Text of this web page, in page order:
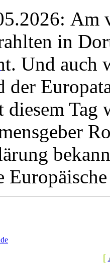
Am
in
Und auch
der
Tag
[